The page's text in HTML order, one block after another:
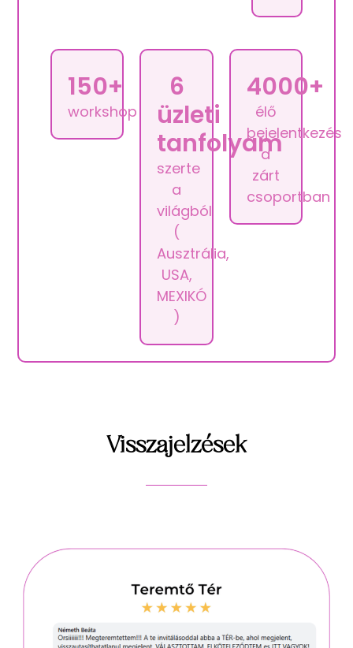
150+
workshop
6
üzleti
tanfolyam
szerte
a
világból
(
Ausztrália,
USA,
MEXIKÓ
)
4000+
élő
bejelentkezés
a
zárt
csoportban
Visszajelzések